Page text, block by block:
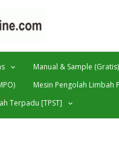
Manual & Sample (Gratis)
Mesin Pengolah Limbah
Terpadu [TPST]